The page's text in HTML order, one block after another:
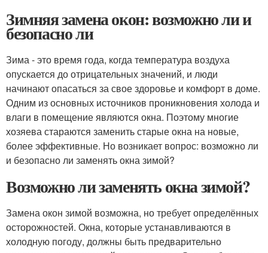
Зимняя замена окон: возможно ли и
безопасно ли
Зима - это время года, когда температура воздуха
опускается до отрицательных значений, и люди
начинают опасаться за свое здоровье и комфорт в доме.
Одним из основных источников проникновения холода и
влаги в помещение являются окна. Поэтому многие
хозяева стараются заменить старые окна на новые,
более эффективные. Но возникает вопрос: возможно ли
и безопасно ли заменять окна зимой?
Возможно ли заменять окна зимой?
Замена окон зимой возможна, но требует определённых
осторожностей. Окна, которые устанавливаются в
холодную погоду, должны быть предварительно